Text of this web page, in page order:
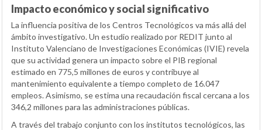
Impacto económico y social significativo
La influencia positiva de los Centros Tecnológicos va más allá del
ámbito investigativo. Un estudio realizado por REDIT junto al
Instituto Valenciano de Investigaciones Económicas (IVIE) revela
que su actividad genera un impacto sobre el PIB regional
estimado en 775,5 millones de euros y contribuye al
mantenimiento equivalente a tiempo completo de 16.047
empleos. Asimismo, se estima una recaudación fiscal cercana a los
346,2 millones para las administraciones públicas.
A través del trabajo conjunto con los institutos tecnológicos, las